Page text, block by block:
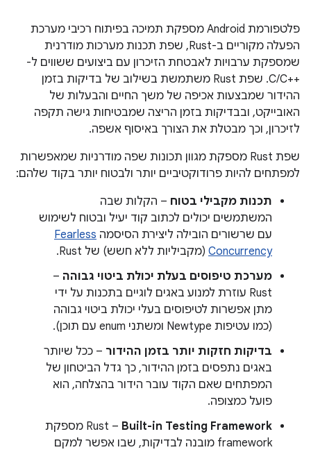
פלטפורמת Android מספקת תמיכה בפיתוח רכיבי מערכת
הפעלה מקוריים ב-Rust, שפת תכנות מערכות מודרנית
שמספקת ערבויות לאבטחת הזיכרון עם ביצועים ששווים ל-
C/C++‎. שפת Rust משתמשת בשילוב של בדיקות בזמן
ההידור שמבצעות אכיפה של משך החיים והבעלות של
האובייקט, ובבדיקות בזמן הריצה שמבטיחות גישה תקפה
לזיכרון, וכך מבטלת את הצורך באיסוף אשפה.
שפת Rust מספקת מגוון תכונות שפה מודרניות שמאפשרות
למפתחים להיות פרודוקטיביים יותר ולבטוח יותר בקוד שלהם:
תכנות מקבילי בטוח – הקלות שבה
המשתמשים יכולים לכתוב קוד יעיל ובטוח לשימוש
עם שרשורים הובילה ליצירת הסיסמה Fearless
Concurrency (מקביליות ללא חשש) של Rust.
מערכת טיפוסים בעלת יכולת ביטוי גבוהה –
Rust עוזרת למנוע באגים לוגיים בתכנות על ידי
מתן אפשרות לטיפוסים בעלי יכולת ביטוי גבוהה
(כמו עטיפות Newtype ומשתני enum עם תוכן).
בדיקות חזקות יותר בזמן ההידור – ככל שיותר
באגים נתפסים בזמן ההידור, כך גדל הביטחון של
המפתחים שאם הקוד עובר הידור בהצלחה, הוא
פועל כמצופה.
Built-in Testing Framework
–‏ Rust מספקת
framework מובנה לבדיקות, שבו אפשר למקם